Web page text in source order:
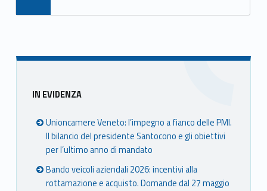
Sidebar
IN EVIDENZA
Unioncamere Veneto: l’impegno a fianco delle PMI.
Il bilancio del presidente Santocono e gli obiettivi
per l’ultimo anno di mandato
Bando veicoli aziendali 2026: incentivi alla
rottamazione e acquisto. Domande dal 27 maggio